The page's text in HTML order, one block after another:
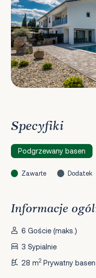
Specyfiki
Podgrzewany basen
Zawarte Dodatek
Informacje
6 Goście (maks.)
3 Sypialnie
28 m2 Prywatny basen